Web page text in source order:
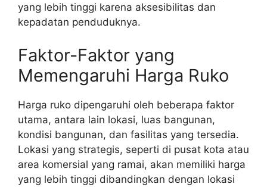
yang lebih tinggi karena aksesibilitas dan
kepadatan penduduknya.
Faktor-Faktor yang
Memengaruhi Harga Ruko
Harga ruko dipengaruhi oleh beberapa faktor
utama, antara lain lokasi, luas bangunan,
kondisi bangunan, dan fasilitas yang tersedia.
Lokasi yang strategis, seperti di pusat kota atau
area komersial yang ramai, akan memiliki harga
yang lebih tinggi dibandingkan dengan lokasi